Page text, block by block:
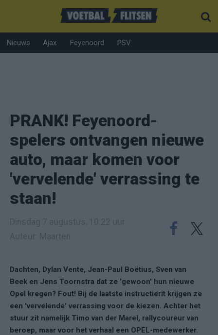
Nieuws Ajax Feyenoord PSV
PRANK! Feyenoord-
spelers ontvangen nieuwe
auto, maar komen voor
'vervelende' verrassing te
staan!
Dachten, Dylan Vente, Jean-Paul Boëtius, Sven van
Beek en Jens Toornstra dat ze 'gewoon' hun nieuwe
Opel kregen? Fout! Bij de laatste instructierit krijgen ze
een 'vervelende' verrassing voor de kiezen. Achter het
stuur zit namelijk Timo van der Marel, rallycoureur van
beroep, maar voor het verhaal een OPEL-medewerker.